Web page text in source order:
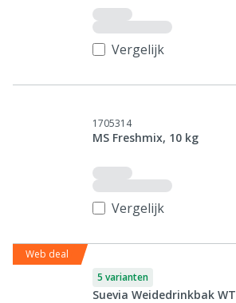
Vergelijk
1705314
MS Freshmix, 10 kg
Vergelijk
Web deal
5 varianten
Suevia Weidedrinkbak WT